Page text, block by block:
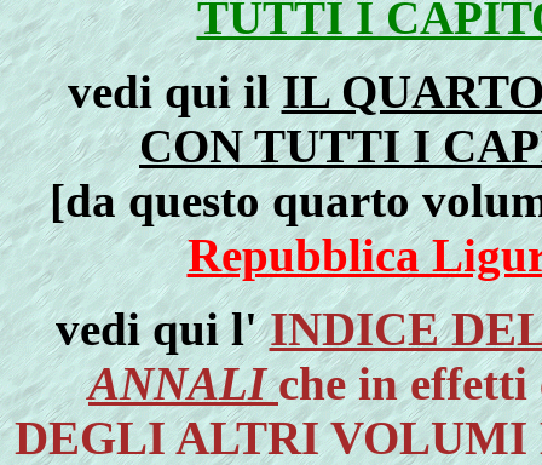
TUTTI I
vedi qui ilIL
CON TUTTI I
[da questo quarto
Repubblica
vedi qui l'INDICE
ANNALI che in
DEGLI ALTRI VOLUMI